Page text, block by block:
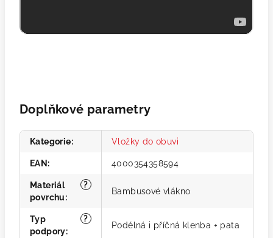
Doplňkové parametry
Kategorie: Vložky do obuvi
EAN : 4000354358594
?
Materiál
povrchu:
Bambusové vlákno
?
Typ
podpory:
Podélná i příčná klenba + pata